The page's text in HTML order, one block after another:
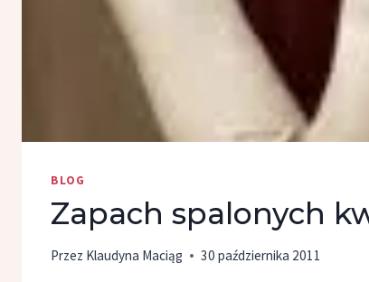
BLOG
Zapach spalonych
Przez Klaudyna Maciąg 30 października 2011